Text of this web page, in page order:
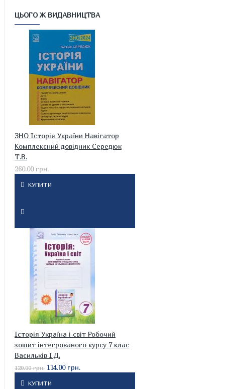
ЦЬОГО Ж ВИДАВНИЦТВА
ЗНО Історія України Навігатор
Комплексний довідник Середюк
Т.В.
260.00 грн.
КУПИТИ
Історія Україна і світ Робочий
зошит інтегрованого курсу 7 клас
Васильків І.Д.
120.00 грн. 114.00 грн.
КУПИТИ